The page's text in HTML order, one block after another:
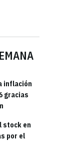
inflación
gracias
stock en
por el